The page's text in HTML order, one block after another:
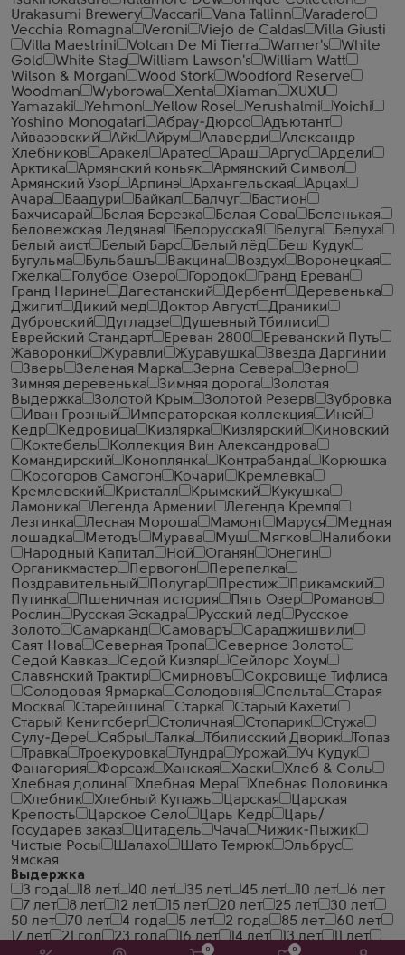
0 0
Urakasumi Brewery
Vaccari Vana Tallinn
Varadero
Vecchia Romagna
Veroni Viejo de Caldas
Villa Giusti
Villa Maestrini
Volcan De Mi Tierra Warner's
White
Gold
White Stag William Lawson's
William Watt
Wilson & Morgan
Wood Stork
Woodford Reserve
Woodman
Wyborowa Xenta Xiaman
XUXU
Yamazaki
Yehmon Yellow Rose Yerushalmi
Yoichi
Yoshino Monogatari
Абрау-Дюрсо
Адъютант
Айвазовский
Айк Айрум Алаверди
Александр
Хлебников
Аракел Аратес Араш Аргус
Ардели
Арктика
Армянский коньяк
Армянский Символ
Армянский Узор
Арпинэ Архангельская
Арцах
Ачара
Баадури Байкал Балчуг
Бастион
Бахчисарай
Белая Березка Белая Сова
Беленькая
Беловежская Ледяная
БелорусскаЯ Белуга
Белуха
Белый аист
Белый Барс Белый лёд
Беш Кудук
Бугульма
Бульбашъ Вакцина Воздух
Воронецкая
Гжелка
Голубое Озеро Городок
Гранд Ереван
Гранд Нарине
Дагестанский Дербент
Деревенька
Джигит
Дикий мед Доктор Август
Драники
Дубровский
Дугладзе
Душевный Тбилиси
Еврейский Стандарт
Ереван 2800
Ереванский Путь
Жаворонки
Журавли Журавушка
Звезда Даргинии
Зверь
Зеленая Марка Зерна Севера
Зерно
Зимняя деревенька
Зимняя дорога
Золотая
Выдержка
Золотой Крым Золотой Резерв
Зубровка
Иван Грозный
Императорская коллекция
Иней
Кедр
Кедровица Кизлярка Кизлярский
Киновский
Коктебель
Коллекция Вин Александрова
Командирский
Коноплянка Контрабанда
Корюшка
Косогоров Самогон
Кочари
Кремлевка
Кремлевский
Кристалл Крымский
Кукушка
Ламоника
Легенда Армении
Легенда Кремля
Лезгинка
Лесная Мороша Мамонт Маруся
Медная
лошадка
Методъ Мурава Муш Мягков
Налибоки
Народный Капитал
Ной Оганян
Онегин
Органикмастер
Первогон
Перепелка
Поздравительный
Полугар Престиж
Прикамский
Путинка
Пшеничная история Пять Озер
Романов
Рослин
Русская Эскадра Русский лед
Русское
Золото
Самарканд Самоваръ
Сараджишвили
Саят Нова
Северная Тропа
Северное Золото
Седой Кавказ
Седой Кизляр
Сейлорс Хоум
Славянский Трактир
Смирновъ
Сокровище Тифлиса
Солодовая Ярмарка
Солодовня Спельта
Старая
Москва
Старейшина Старка
Старый Кахети
Старый Кенигсберг
Столичная Стопарик
Стужа
Сулу-Дере
Сябры Талка Тбилисский Дворик
Топаз
Травка
Троекуровка Тундра Урожай
Уч Кудук
Фанагория
Форсаж Ханская Хаски
Хлеб & Соль
Хлебная долина
Хлебная Мера
Хлебная Половинка
Хлебник
Хлебный Купажъ Царская
Царская
Крепость
Царское Село Царь Кедр
Царь/
Государев заказ
Цитадель Чача
Чижик-Пыжик
Чистые Росы
Шалахо Шато Темрюк
Эльбрус
Ямская
Выдержка
3 года
18 лет 40 лет 35 лет 45 лет 10 лет
6 лет
7 лет
8 лет 12 лет 15 лет 20 лет 25 лет
30 лет
50 лет
70 лет 4 года 5 лет 2 года 85 лет
60 лет
17 лет
21 год 23 года 16 лет 14 лет 13 лет
11 лет